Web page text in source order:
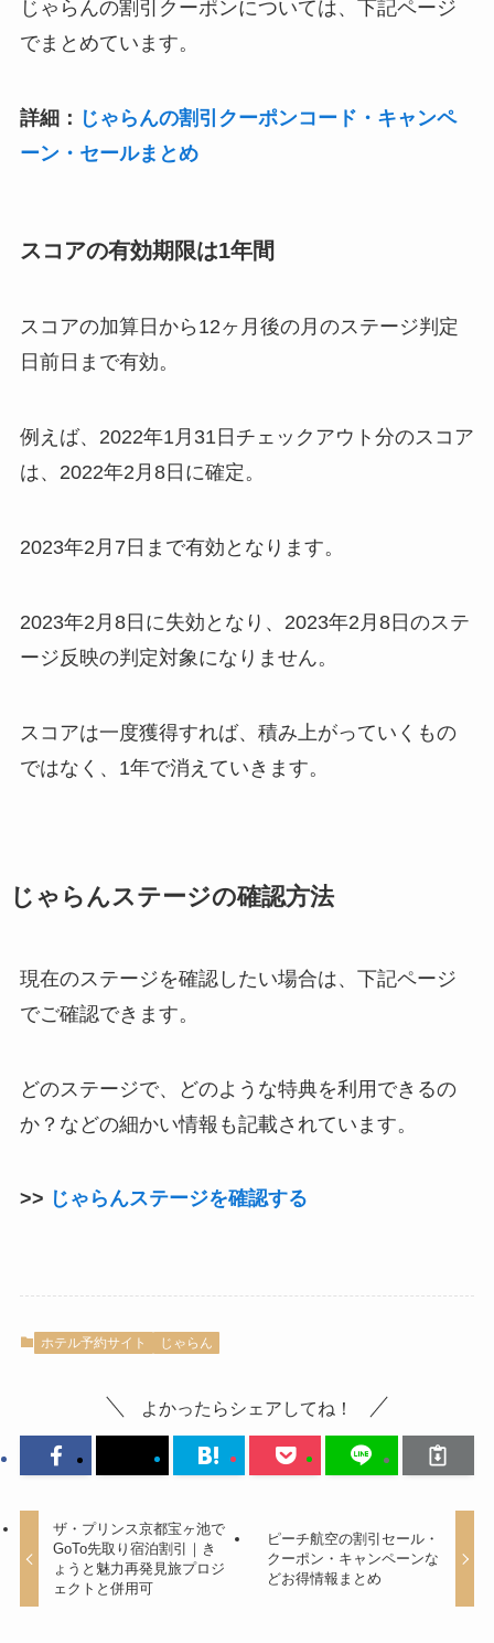
じゃらんの割引クーポンについては、下記ページ
でまとめています。
詳細： じゃらんの割引クーポンコード・キャンペ
ーン・セールまとめ
スコアの有効期限は1年間
スコアの加算日から12ヶ月後の月のステージ判定
日前日まで有効。
例えば、2022年1月31日チェックアウト分のスコア
は、2022年2月8日に確定。
2023年2月7日まで有効となります。
2023年2月8日に失効となり、2023年2月8日のステ
ージ反映の判定対象になりません。
スコアは一度獲得すれば、積み上がっていくもの
ではなく、1年で消えていきます。
じゃらんステージの確認方法
現在のステージを確認したい場合は、下記ページ
でご確認できます。
どのステージで、どのような特典を利用できるの
か？などの細かい情報も記載されています。
>> じゃらんステージを確認する
ホテル予約サイト じゃらん
よかったらシェアしてね！
ザ・プリンス京都宝ヶ池で
GoTo先取り宿泊割引｜き
ょうと魅力再発見旅プロジ
ェクトと併用可
ピーチ航空の割引セール・
クーポン・キャンペーンな
どお得情報まとめ